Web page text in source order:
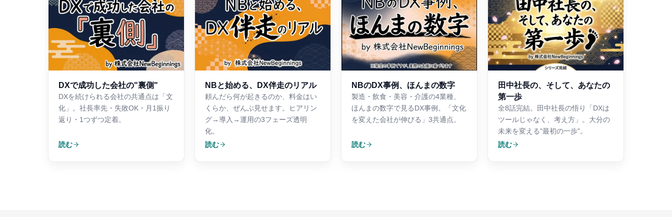
DXで成功した会社の"裏側"
DXを続けられる会社の共通点は「文
化」。社長率先・失敗OK・月1振り
返り・1つずつ定着。
読む
NBと始める、DX伴走のリアル
頼んだら何が起きるのか、料金はい
くらか、ぜんぶ見せます。ヒアリン
グ→導入→運用の3フェーズ透明
化。
読む
NBのDX事例、ほんまの数字
製造・飲食・美容・介護の4業種、
ほんまの数字で見るDX事例。「文化
を変えた会社が伸びる」3共通点。
読む
田中社長の、そして、あなたの
第一歩
全8話完結。田中社長の悟り「DXは
ツールじゃなく、考え方」。大分の
未来を変える"最初の一歩"。
読む